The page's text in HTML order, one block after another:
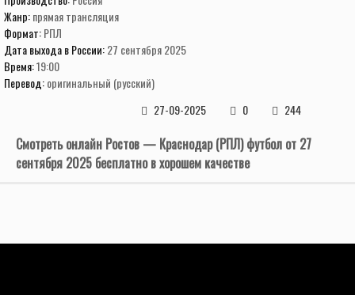
Жанр:прямая трансляция
Формат:РПЛ
Дата выхода в России:27 сентября 2025
Время:19:00
Перевод:оригинальный (русский)
27-09-2025
0 244
Смотреть онлайн Ростов — Краснодар (РПЛ) футбол от 27
сентября 2025 бесплатно в хорошем качестве